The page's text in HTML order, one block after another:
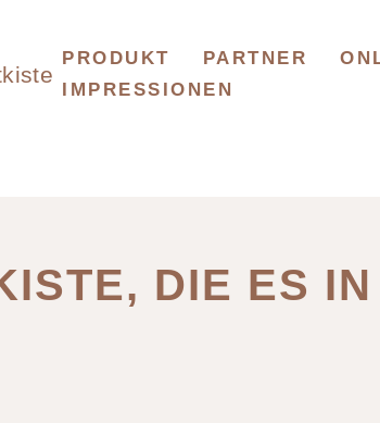
PRODUKT PARTNER
IMPRESSIONEN
DIE ES